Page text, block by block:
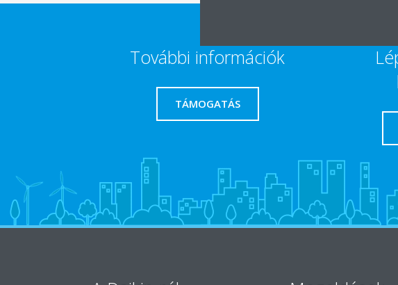
További információk
TÁMOGATÁS